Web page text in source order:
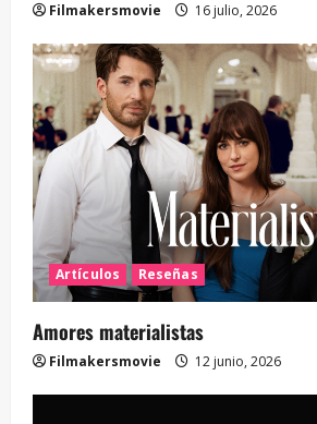
Filmakersmovie 16 julio, 2026
Artículos Reseñas
Amores materialistas
Filmakersmovie 12 junio, 2026